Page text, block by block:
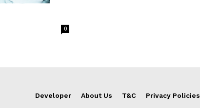
0
Developer About Us T&C Privacy Policies